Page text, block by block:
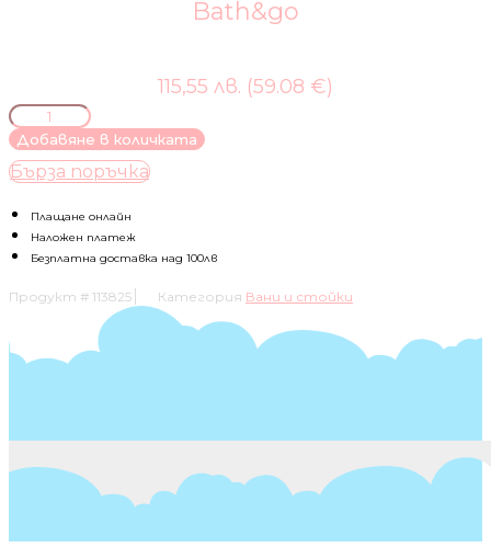
Bath&go
115,55 лв. (59.08 €)
количество
за
Foppapedretti-
стойка
вана
Bath&go
Добавяне в количката
Бърза поръчка
Плащане онлайн
Наложен платеж
Безплатна доставка над 100лв
Продукт # 113825 Категория Вани и стойки